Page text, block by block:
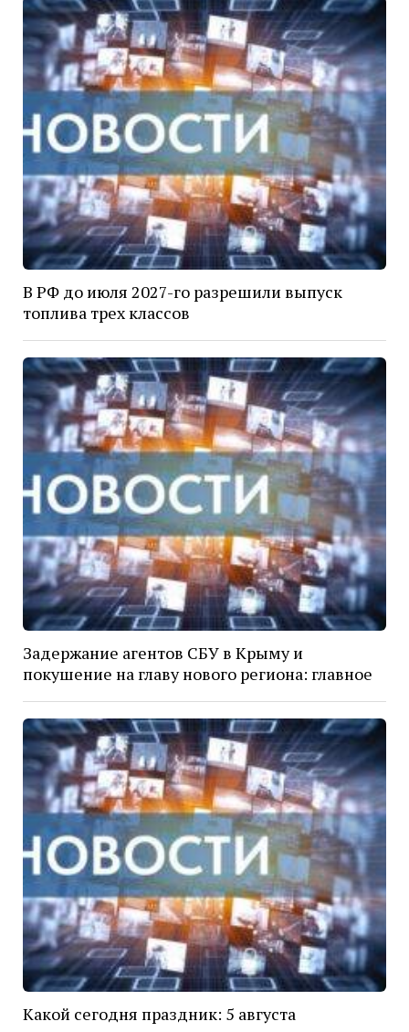
В РФ до июля 2027-го разрешили выпуск
топлива трех классов
Задержание агентов СБУ в Крыму и
покушение на главу нового региона: главное
Какой сегодня праздник: 5 августа